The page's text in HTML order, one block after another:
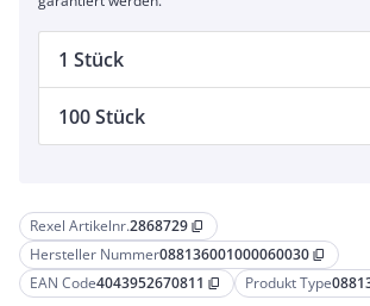
Rexel Artikelnr.2868729 content_copy
Hersteller Nummer088136001000060030 content_copy
EAN Code4043952670811 content_copy Produkt Type
1 Stück
100 Stück